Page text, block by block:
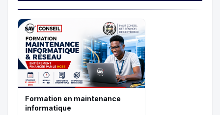
Formation en maintenance
informatique